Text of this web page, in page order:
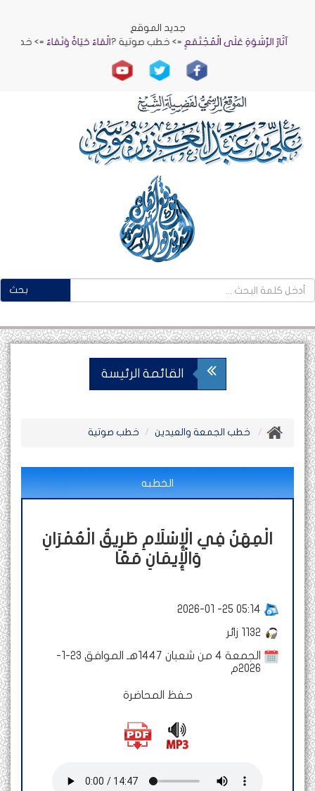
جديد الموقع
الْمَاءُ حَيَاةٌ وَنَمَاءٌ=> خطب آثَارُ الرِّشْوَةِ عَلَى الْمُجْتَمَعِ=> خطب صوتية ?
بحث
القائمة الرئيسة
خطب الجمعة والعيدين خطب صوتية
الخطبه
الْمِهَنُ فِي الْإِسْلَامِ طَرِيقُ الْعُمْرَانِ
وَالْإِيمَانِ مَعًا
2026-01 -25 05:14
1132 زائر
الجمعة 4 من شعبان 1447هـ الموافق 23-1-
2026م
حفظ المحاضرة